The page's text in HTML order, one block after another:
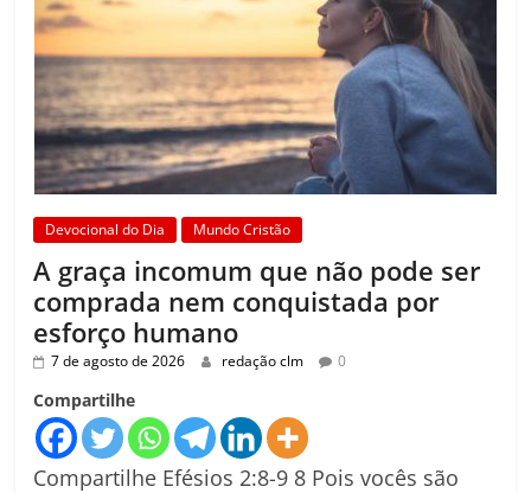
Devocional do Dia Mundo Cristão
A graça incomum que não pode ser
comprada nem conquistada por
esforço humano
7 de agosto de 2026 redação clm 0
Compartilhe
Compartilhe Efésios 2:8-9 8 Pois vocês são